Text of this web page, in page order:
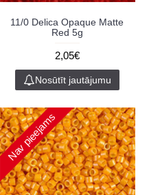
11/0 Delica Opaque Matte
Red 5g
2,05€
Nosūtīt jautājumu
Nav pieejams